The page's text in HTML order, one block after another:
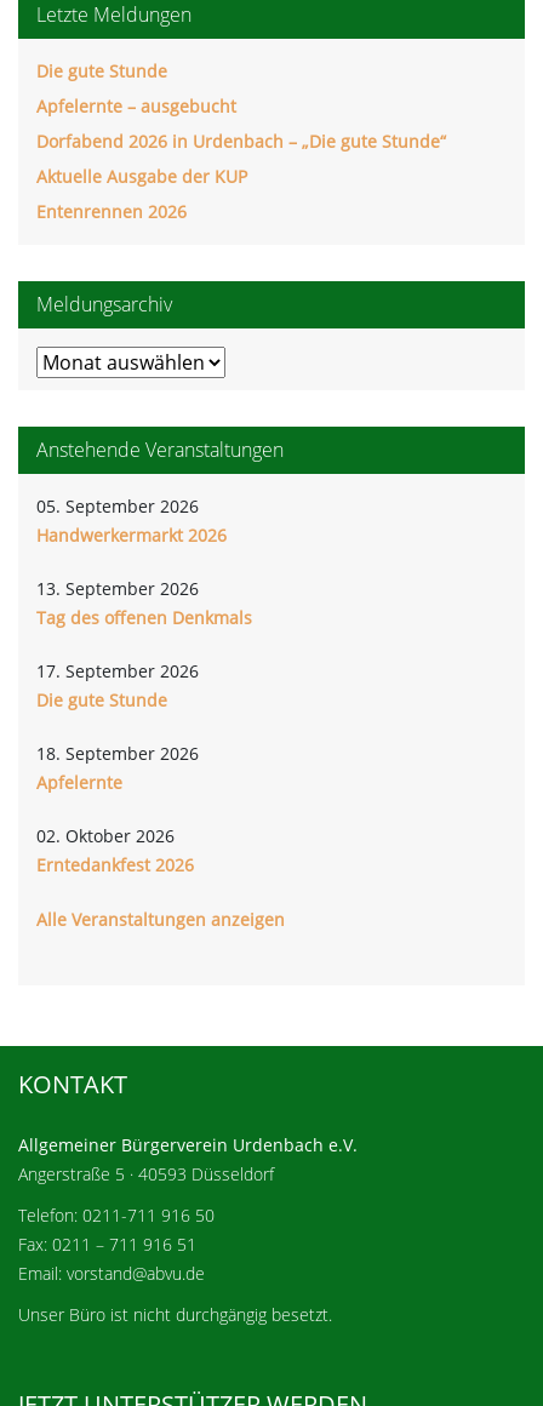
Letzte Meldungen
Die gute Stunde
Apfelernte – ausgebucht
Dorfabend 2026 in Urdenbach – „Die gute Stunde“
Aktuelle Ausgabe der KUP
Entenrennen 2026
Meldungsarchiv
Meldungsarchiv
Anstehende Veranstaltungen
05. September 2026
Handwerkermarkt 2026
13. September 2026
Tag des offenen Denkmals
17. September 2026
Die gute Stunde
18. September 2026
Apfelernte
02. Oktober 2026
Erntedankfest 2026
Alle Veranstaltungen anzeigen
KONTAKT
Allgemeiner Bürgerverein Urdenbach e.V.
Angerstraße 5 · 40593 Düsseldorf
Telefon: 0211-711 916 50
Fax: 0211 – 711 916 51
Email: vorstand@abvu.de
Unser Büro ist nicht durchgängig besetzt.